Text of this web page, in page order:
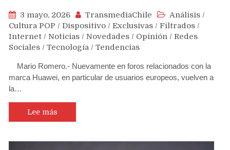
3 mayo, 2026 TransmediaChile Análisis /
Cultura POP / Dispositivo / Exclusivas / Filtrados /
Internet / Noticias / Novedades / Opinión / Redes
Sociales / Tecnología / Tendencias
Mario Romero.- Nuevamente en foros relacionados con la
marca Huawei, en particular de usuarios europeos, vuelven a
la…
Lee más